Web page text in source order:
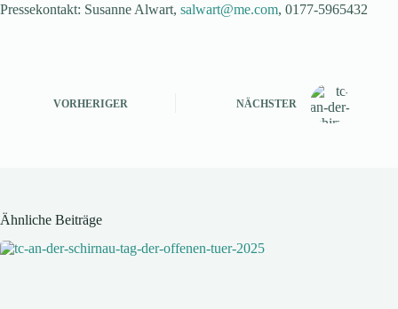
Pressekontakt: Susanne Alwart, salwart@me.com, 0177-5965432
VORHERIGER NÄCHSTER
Ähnliche Beiträge